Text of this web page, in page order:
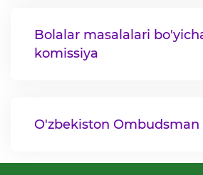
Bolalar masalalari
komissiya
O'zbekiston